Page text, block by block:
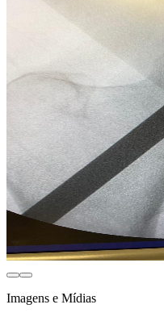
Imagens e Mídias